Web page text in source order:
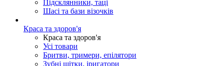
Підсклянники, таці
Шасі та бази візочків
Краса та здоров'я
Краса та здоров'я
Усі товари
Бритви, тримери, епілятори
Зубні щітки, іригатори